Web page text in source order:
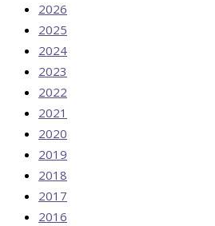
2026
2025
2024
2023
2022
2021
2020
2019
2018
2017
2016